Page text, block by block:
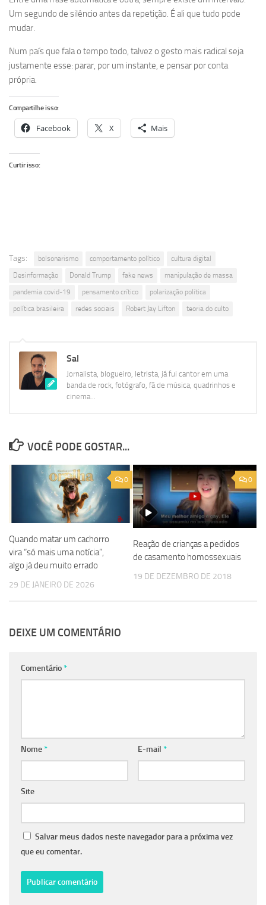
Um segundo de silêncio antes da repetição. É ali que tudo pode
mudar.
Num país que fala o tempo todo, talvez o gesto mais radical seja
justamente esse: parar, por um instante, e pensar por conta
própria.
Compartilhe isso:
Facebook X Mais
Curtir isso:
Tags: bolsonarismo comportamento político
cultura digital
Desinformação
Donald Trump fake news
manipulação de massa
pandemia covid-19
pensamento crítico
polarização política
política brasileira
redes sociais Robert Jay Lifton teoria do culto
Sal
Jornalista, blogueiro, letrista, já fui cantor em uma
banda de rock, fotógrafo, fã de música, quadrinhos e
cinema...
VOCÊ PODE GOSTAR...
0
Quando matar um cachorro
vira “só mais uma notícia”,
algo já deu muito errado
29 DE JANEIRO DE 2026
0
Reação de crianças a pedidos
de casamento homossexuais
19 DE DEZEMBRO DE 2018
DEIXE UM COMENTÁRIO
Comentário*
Nome* E-mail *
Site
Salvar meus dados neste navegador para a próxima vez
que eu comentar.